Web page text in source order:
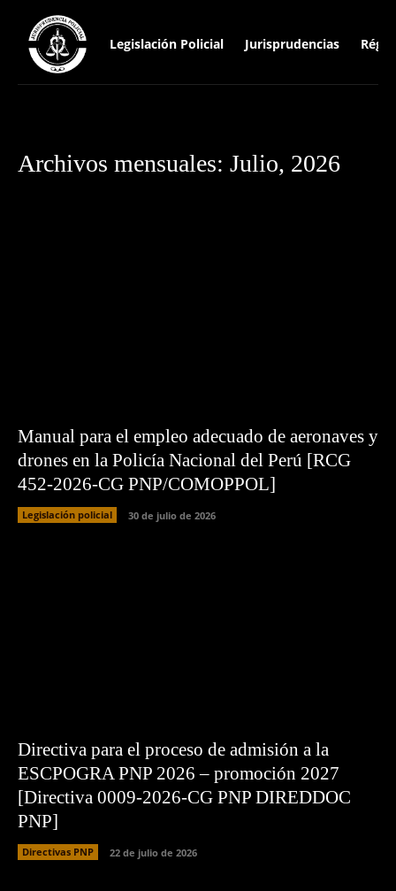
Legislación Policial Jurisprudencias
Archivos mensuales: Julio, 2026
Manual para el empleo adecuado de aeronaves y
drones en la Policía Nacional del Perú [RCG
452-2026-CG PNP/COMOPPOL]
Legislación policial 30 de julio de 2026
Directiva para el proceso de admisión a la
ESCPOGRA PNP 2026 – promoción 2027
[Directiva 0009-2026-CG PNP DIREDDOC
PNP]
Directivas PNP 22 de julio de 2026